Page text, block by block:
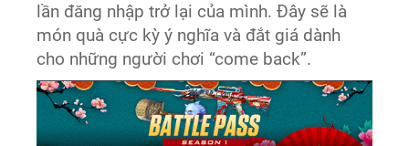
lần đăng nhập trở lại của mình. Đây sẽ là
món quà cực kỳ ý nghĩa và đắt giá dành
cho những người chơi “come back”.